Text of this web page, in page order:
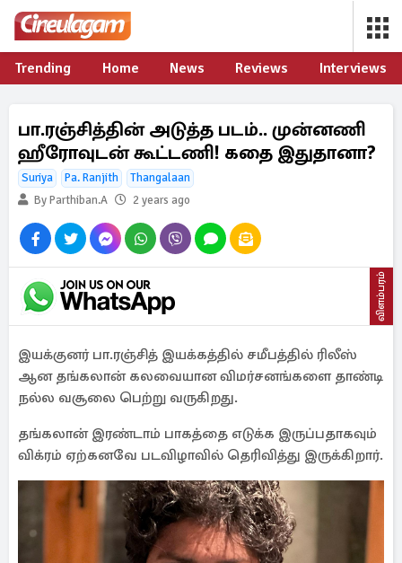
Trending Home News Reviews Interviews
பா.ரஞ்சித்தின் அடுத்த படம்.. முன்னணி
ஹீரோவுடன் கூட்டணி! கதை இதுதானா?
Suriya Pa. Ranjith
Thangalaan
By Parthiban.A
2 years ago
விளம்பரம்
இயக்குனர் பா.ரஞ்சித் இயக்கத்தில் சமீபத்தில் ரிலீஸ்
ஆன தங்கலான் கலவையான விமர்சனங்களை தாண்டி
நல்ல வசூலை பெற்று வருகிறது.
தங்கலான் இரண்டாம் பாகத்தை எடுக்க இருப்பதாகவும்
விக்ரம் ஏற்கனவே படவிழாவில் தெரிவித்து இருக்கிறார்.